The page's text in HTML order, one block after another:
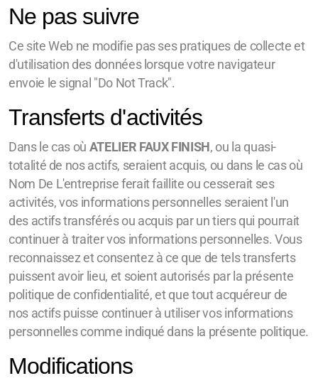
Ne pas suivre
Ce site Web ne modifie pas ses pratiques de collecte et
d'utilisation des données lorsque votre navigateur
envoie le signal "Do Not Track".
Transferts d'activités
Dans le cas où ATELIER FAUX FINISH , ou la quasi-
totalité de nos actifs, seraient acquis, ou dans le cas où
Nom De L'entreprise ferait faillite ou cesserait ses
activités, vos informations personnelles seraient l'un
des actifs transférés ou acquis par un tiers qui pourrait
continuer à traiter vos informations personnelles. Vous
reconnaissez et consentez à ce que de tels transferts
puissent avoir lieu, et soient autorisés par la présente
politique de confidentialité, et que tout acquéreur de
nos actifs puisse continuer à utiliser vos informations
personnelles comme indiqué dans la présente politique.
Modifications